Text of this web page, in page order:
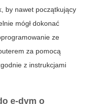
by nawet początkujący
mógł dokonać
ze
za pomocą
z instrukcjami
e-dym o